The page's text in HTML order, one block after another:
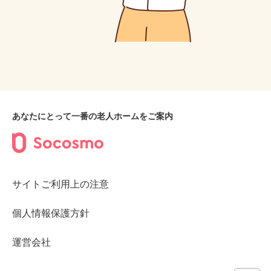
あなたにとって一番の老人ホームをご案内
サイトご利用上の注意
個人情報保護方針
運営会社